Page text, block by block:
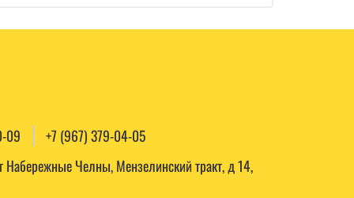
09
+7 (967) 379-04-05
г Набережные Челны, Мензелинский тракт, д 14,